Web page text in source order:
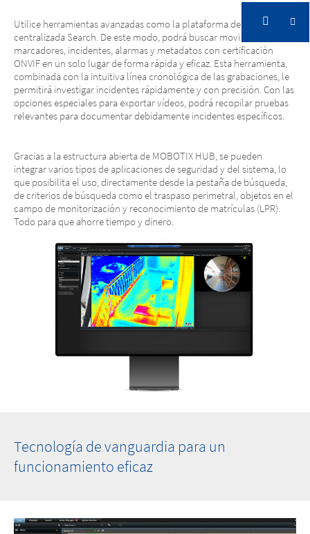
Utilice herramientas avanzadas como la plataforma de búsqueda
centralizada Search. De este modo, podrá buscar movimientos,
marcadores, incidentes, alarmas y metadatos con certificación
ONVIF en un solo lugar de forma rápida y eficaz. Esta herramienta,
combinada con la intuitiva línea cronológica de las grabaciones, le
permitirá investigar incidentes rápidamente y con precisión. Con las
opciones especiales para exportar vídeos, podrá recopilar pruebas
relevantes para documentar debidamente incidentes específicos.
Gracias a la estructura abierta de MOBOTIX HUB, se pueden
integrar varios tipos de aplicaciones de seguridad y del sistema, lo
que posibilita el uso, directamente desde la pestaña de búsqueda,
de criterios de búsqueda como el traspaso perimetral, objetos en el
campo de monitorización y reconocimiento de matrículas (LPR).
Todo para que ahorre tiempo y dinero.
Tecnología de vanguardia para un
funcionamiento eficaz